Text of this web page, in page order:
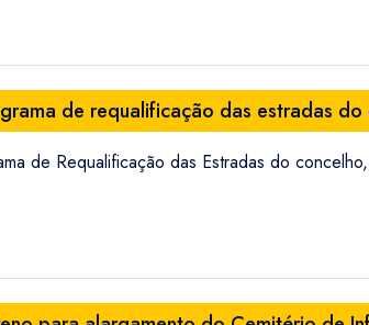
de requalificação das estradas do
de Requalificação das Estradas do